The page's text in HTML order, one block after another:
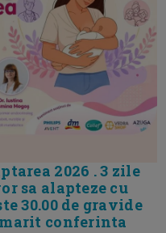
2026 . 3 zile
sa alapteze cu
30.00 de gravide
conferinta